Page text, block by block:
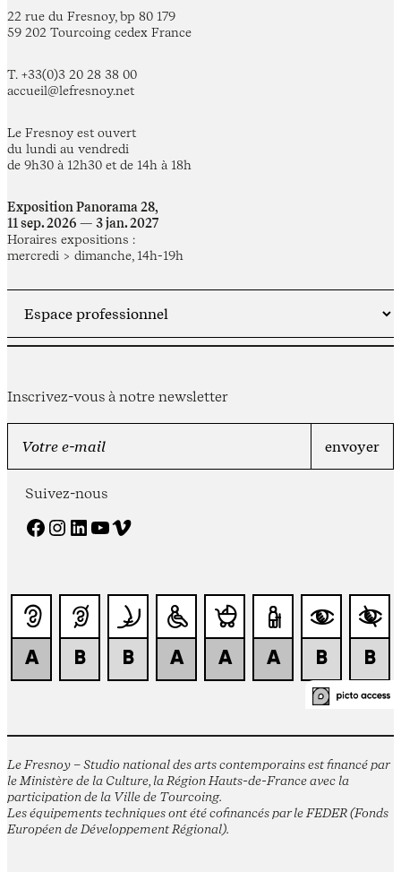
22 rue du Fresnoy, bp 80 179
59 202 Tourcoing cedex France
T. +33(0)3 20 28 38 00
accueil@lefresnoy.net
Le Fresnoy est ouvert
du lundi au vendredi
de 9h30 à 12h30 et de 14h à 18h
Exposition Panorama 28,
11 sep. 2026 — 3 jan. 2027
Horaires expositions :
mercredi > dimanche, 14h-19h
Inscrivez-vous à notre newsletter
Suivez-nous
Facebook Instagram LinkedIn YouTube Vimeo
Le Fresnoy – Studio national des arts contemporains est financé par
le Ministère de la Culture, la Région Hauts-de-France avec la
participation de la Ville de Tourcoing.
Les équipements techniques ont été cofinancés par le FEDER (Fonds
Européen de Développement Régional).